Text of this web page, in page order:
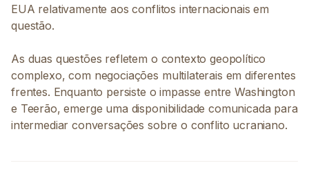
EUA relativamente aos conflitos internacionais em
questão.
As duas questões refletem o contexto geopolítico
complexo, com negociações multilaterais em diferentes
frentes. Enquanto persiste o impasse entre Washington
e Teerão, emerge uma disponibilidade comunicada para
intermediar conversações sobre o conflito ucraniano.